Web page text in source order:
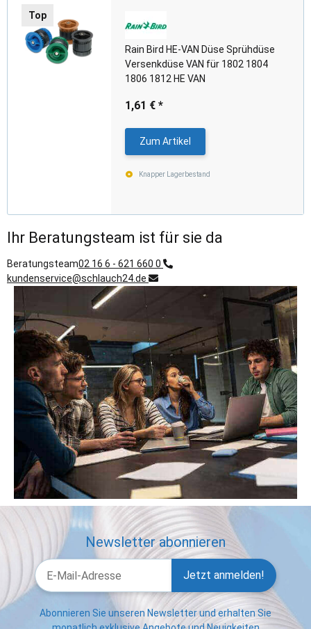
Top
Rain Bird HE-VAN Düse Sprühdüse
Versenkdüse VAN für 1802 1804
1806 1812 HE VAN
1,61 € *
Zum Artikel
Knapper Lagerbestand
Ihr Beratungsteam ist für sie da
Beratungsteam02 16 6 - 621 660 0
kundenservice@schlauch24.de
Newsletter abonnieren
Jetzt anmelden!
Abonnieren Sie unseren Newsletter und erhalten Sie